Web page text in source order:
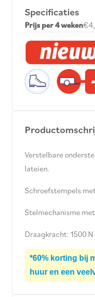
Specificaties
Prijs per 4 weken
Verstelbare
lateien.
Schroefstempels
Stelmechanisme
Draagkracht: 1500
*60% korting bij
huur en een